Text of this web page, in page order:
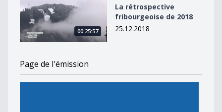
00:25:57
La rétrospective
fribourgeoise de 2018
25.12.2018
Page de l'émission